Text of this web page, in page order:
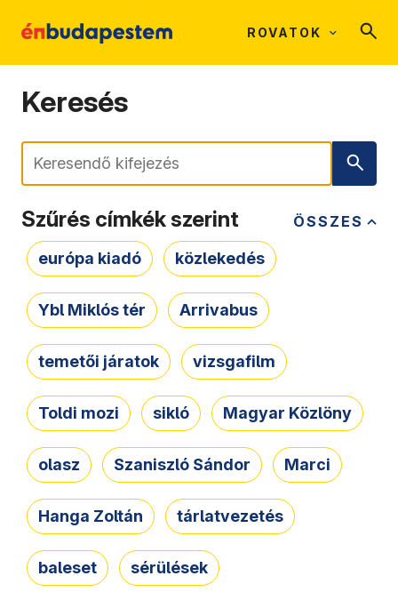
ROVATOK
Keresés
Keresés
ÖSSZES
Szűrés címkék szerint
európa kiadó közlekedés
Ybl Miklós tér Arrivabus
temetői járatok vizsgafilm
Toldi mozi sikló Magyar Közlöny
olasz Szaniszló Sándor Marci
Hanga Zoltán tárlatvezetés
baleset sérülések